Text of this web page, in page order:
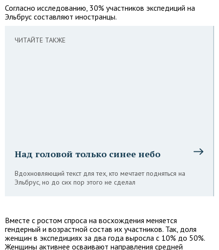
Согласно исследованию, 30% участников экспедиций на
Эльбрус составляют иностранцы.
ЧИТАЙТЕ ТАКЖЕ
Над головой только синее небо
Вдохновляющий текст для тех, кто мечтает подняться на
Эльбрус, но до сих пор этого не сделал
Вместе с ростом спроса на восхождения меняется
гендерный и возрастной состав их участников. Так, доля
женщин в экспедициях за два года выросла с 10% до 50%.
Женщины активнее осваивают направления средней